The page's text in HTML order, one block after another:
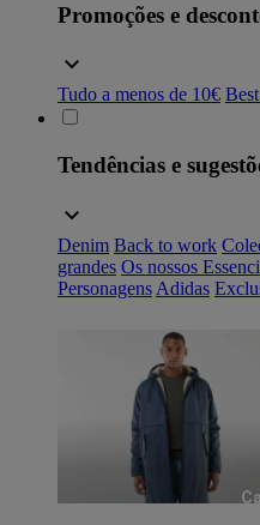
Promoções e
Tudo a menos de 10€
Tendências e
Denim Back to work
grandes Os nossos
Personagens Adidas